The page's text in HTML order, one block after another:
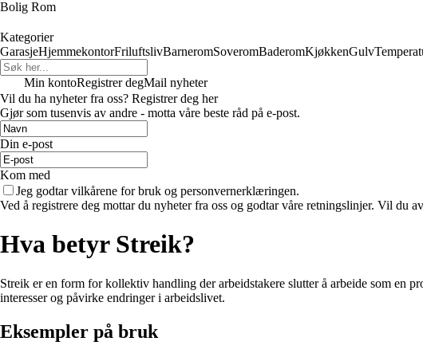
Bolig Rom
Kategorier
GarasjeHjemmekontorFriluftslivBarneromSoveromBaderomKjøkkenGulv
Min kontoRegistrer degMail nyheter
Vil du ha nyheter fra oss? Registrer deg her
Gjør som tusenvis av andre - motta våre beste råd på e-post.
Din e-post
Kom med
Jeg godtar vilkårene for bruk og personvernerklæringen.
Ved å registrere deg mottar du nyheter fra oss og godtar våre retningslinjer. Vil du
Hva betyr Streik?
Streik er en form for kollektiv handling der arbeidstakere slutter å arbeide som en
interesser og påvirke endringer i arbeidslivet.
Eksempler på bruk